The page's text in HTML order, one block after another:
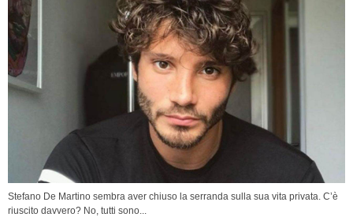
Stefano De Martino sembra aver chiuso la serranda sulla sua vita privata. C’è
riuscito davvero? No, tutti sono...